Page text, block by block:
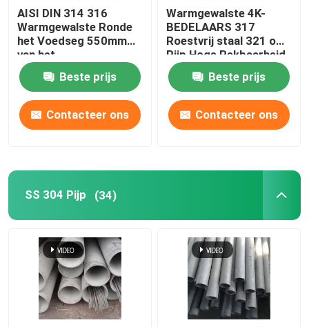
Koper Ronde Bar
Het Blad van de koperplaat
Koolstofstaalblad
AISI DIN 314 316
Warmgewalste Ronde
het Voedseg 550mm
van het
Staalbuizenstelsel
Beste prijs
Contacteer ons
Warmgewalste 4K-
BEDELAARS 317
Roestvrij staal 321 om
Pijp Hoge Rekbaarheid
BS DIN
Beste prijs
Contacteer ons
SS 304 Pijp (34)